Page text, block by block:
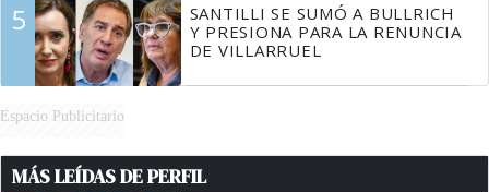
5
SANTILLI SE SUMÓ A BULLRICH
Y PRESIONA PARA LA RENUNCIA
DE VILLARRUEL
Espacio Publicitario
MÁS LEÍDAS DE PERFIL